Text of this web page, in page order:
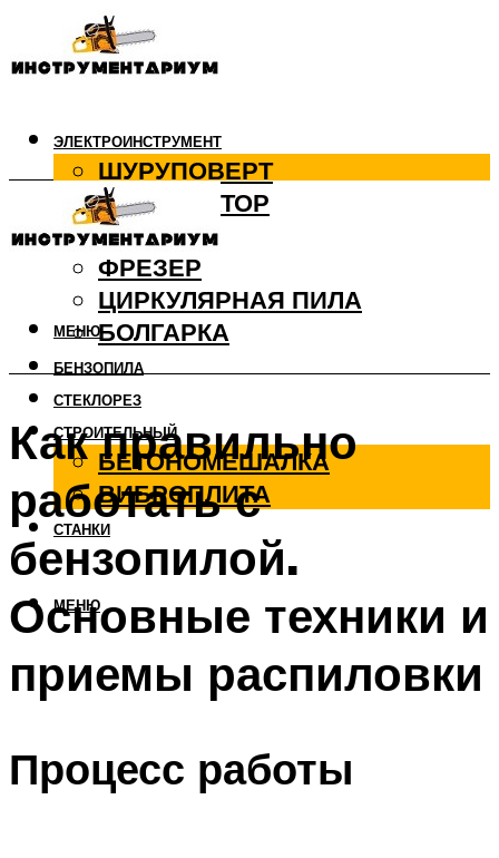
ЭЛЕКТРОИНСТРУМЕНТ
ШУРУПОВЕРТ
ПЕРФОРАТОР
ДРЕЛЬ
ФРЕЗЕР
ЦИРКУЛЯРНАЯ ПИЛА
БОЛГАРКА
БЕНЗОПИЛА
СТЕКЛОРЕЗ
СТРОИТЕЛЬНЫЙ
БЕТОНОМЕШАЛКА
ВИБРОПЛИТА
СТАНКИ
МЕНЮ
МЕНЮ
Как правильно
работать с
бензопилой.
Основные техники и
приемы распиловки
Процесс работы